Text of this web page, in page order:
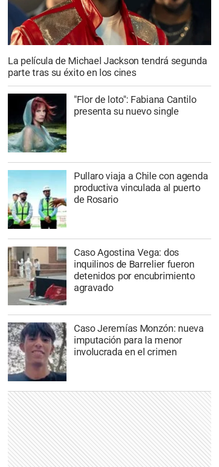
La película de Michael Jackson tendrá segunda
parte tras su éxito en los cines
"Flor de loto": Fabiana Cantilo
presenta su nuevo single
Pullaro viaja a Chile con agenda
productiva vinculada al puerto
de Rosario
Caso Agostina Vega: dos
inquilinos de Barrelier fueron
detenidos por encubrimiento
agravado
Caso Jeremías Monzón: nueva
imputación para la menor
involucrada en el crimen